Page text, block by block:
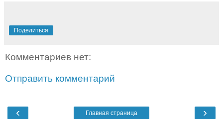
Поделиться
Комментариев нет:
Отправить комментарий
‹ ›
Главная страница